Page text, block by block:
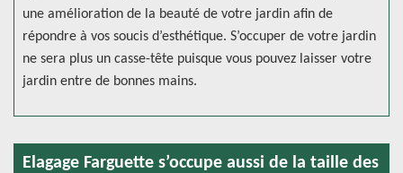
une amélioration de la beauté de votre jardin afin de
répondre à vos soucis d’esthétique. S’occuper de votre jardin
ne sera plus un casse-tête puisque vous pouvez laisser votre
jardin entre de bonnes mains.
Elagage Farguette s’occupe aussi de la taille des